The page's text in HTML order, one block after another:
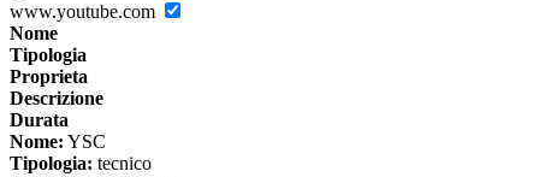
www.youtube.com
Nome
Tipologia
Proprieta
Descrizione
Durata
Nome: YSC
Tipologia: tecnico